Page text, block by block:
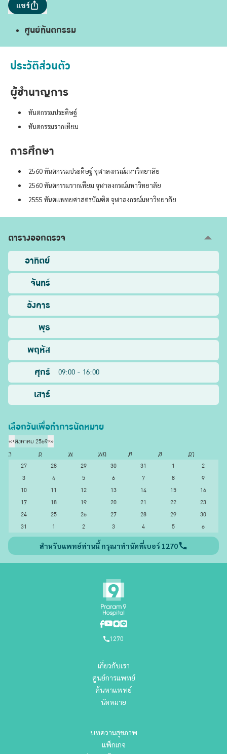
แชร์
ศูนย์ทันตกรรม
ประวัติส่วนตัว
ผู้ชำนาญการ
ทันตกรรมประดิษฐ์
ทันตกรรมรากเทียม
การศึกษา
2560 ทันตกรรมประดิษฐ์ จุฬาลงกรณ์มหาวิทยาลัย
2560 ทันตกรรมรากเทียม จุฬาลงกรณ์มหาวิทยาลัย
2555 ทันตแพทยศาสตรบัณฑิต จุฬาลงกรณ์มหาวิทยาลัย
ตารางออกตรวจ
อาทิตย์
จันทร์
อังคาร
พุธ
พฤหัส
ศุกร์
09:00 - 16:00
เสาร์
เลือกวันเพื่อทำการนัดหมาย
«‹สิงหาคม 2569›»
จ
อ พ พฤ ศ ส
อา
27
28 29 30 31 1
2
3
4 5 6 7 8
9
10
11 12 13 14 15
16
17
18 19 20 21 22
23
24
25 26 27 28 29
30
31
1 2 3 4 5 6
สำหรับแพทย์ท่านนี้ กรุณาทำนัดที่เบอร์ 1270
1270
เกี่ยวกับเรา
ศูนย์การแพทย์
ค้นหาแพทย์
นัดหมาย
บทความสุขภาพ
แพ็กเกจ